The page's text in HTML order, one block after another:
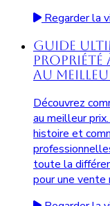
Regarder la
Guide
Propriété
au
Découvrez
au meilleur
histoire et
toute la
pour une vente